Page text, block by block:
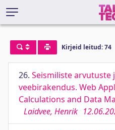
Kirjeid leitud: 74
26. Seismiliste arvutuste
veebirakendus. Web
Calculations and Data
Laidvee, Henrik